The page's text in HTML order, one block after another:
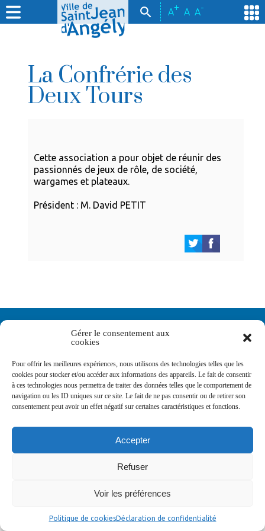
Gérer le consentement aux
cookies
Pour offrir les meilleures expériences, nous utilisons des technologies telles que les
cookies pour stocker et/ou accéder aux informations des appareils. Le fait de consentir
à ces technologies nous permettra de traiter des données telles que le comportement de
navigation ou les ID uniques sur ce site. Le fait de ne pas consentir ou de retirer son
consentement peut avoir un effet négatif sur certaines caractéristiques et fonctions.
Accepter
Refuser
Voir les préférences
Politique de cookiesDéclaration de confidentialité
A+ A A-
La Confrérie des
Deux Tours
Cette association a pour objet de réunir des
passionnés de jeux de rôle, de société,
wargames et plateaux.
Président : M. David PETIT
Newsletters
Abonnez-vous à la newsletter
>
© Ville de Saint-Jean-d'Angély 2026
Découvrir la ville
Contact